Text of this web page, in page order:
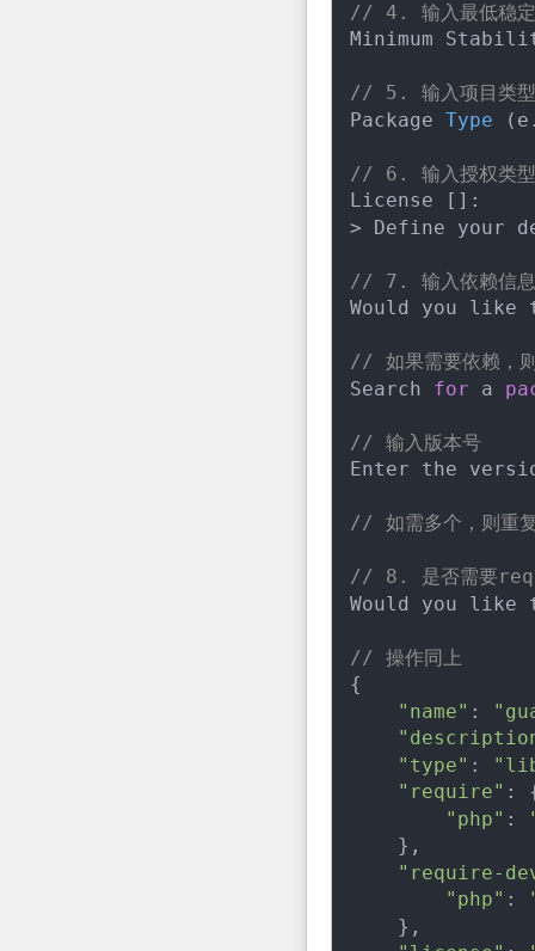
// 4. 输入最低稳
Minimum
// 5. 输入项目类
Package Type
// 6. 输入授权类型
License []:
> Define your
// 7. 输入依赖信息
Would you
// 如果需要依赖，
Search for a
// 输入版本号
Enter the
// 如需多个，则重
// 8. 是否需要
Would you
// 操作同上
{
"name" :
"type" :
"require" :
"php" :
    },
"require-
"php" :
    },